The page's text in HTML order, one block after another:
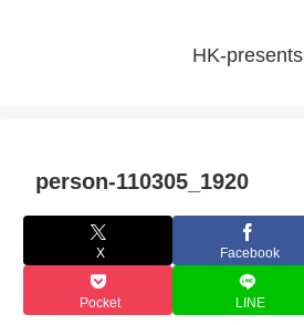
HK-presents
person-110305_1920
X Facebook
Pocket LINE